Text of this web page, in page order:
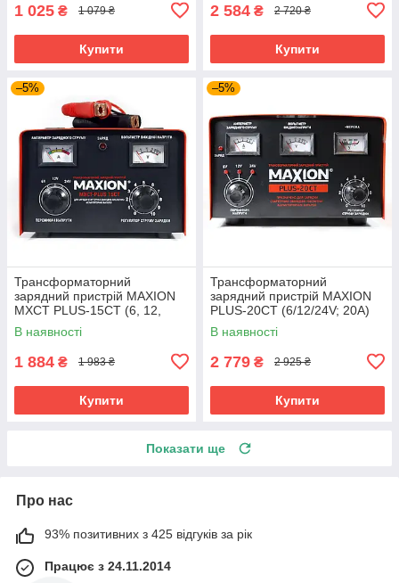
1 025 ₴ 1 079 ₴
Купити
2 584 ₴ 2 720 ₴
Купити
–5%
Трансформаторний
зарядний пристрій MAXION
MXCT PLUS-15СT (6, 12,
24V;15A)
В наявності
1 884 ₴ 1 983 ₴
Купити
–5%
Трансформаторний
зарядний пристрій MAXION
PLUS-20СT (6/12/24V; 20A)
В наявності
2 779 ₴ 2 925 ₴
Купити
Показати ще
Про нас
93% позитивних з 425 відгуків за рік
Працює з 24.11.2014